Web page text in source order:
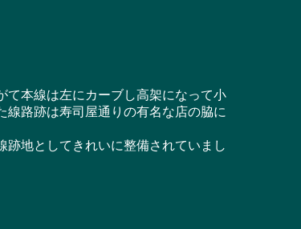
本線は左にカーブし高架になって小
路跡は寿司屋通りの有名な店の脇に
地としてきれいに整備されていまし